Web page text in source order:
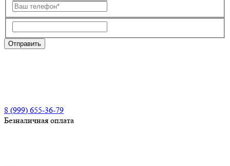
8 (999) 655-36-79
Безналичная оплата